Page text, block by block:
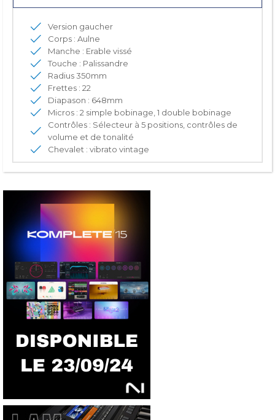
Version gaucher
Corps : Aulne
Manche : Erable vissé
Touche : Palissandre
Radius 350mm
Frettes : 22
Diapason : 648mm
Micros : 2 simple bobinage, 1 double bobinage
Contrôles : Sélecteur à 5 positions, contrôles de
volume et de tonalité
Chevalet : vibrato vintage